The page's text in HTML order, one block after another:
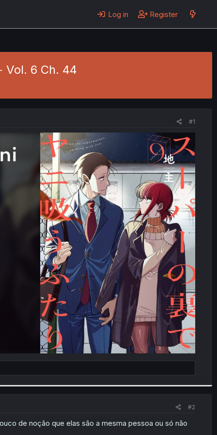
Log in Register
Vol. 6 Ch. 44
#1
#2
de noção que elas são a mesma pessoa ou só não